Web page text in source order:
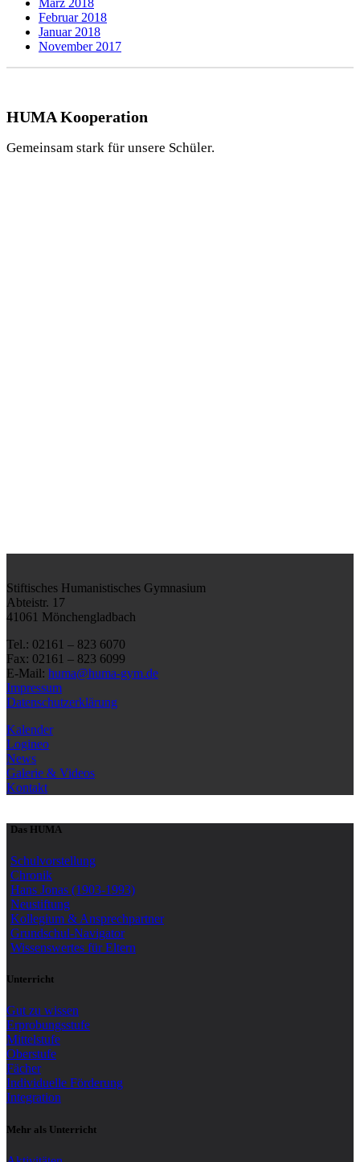
Februar 2018
Januar 2018
November 2017
HUMA Kooperation
Gemeinsam stark für unsere Schüler.
Stiftisches Humanistisches Gymnasium
Abteistr. 17
41061 Mönchengladbach
Tel.: 02161 – 823 6070
Fax: 02161 – 823 6099
E-Mail: huma@huma-gym.de
Impressum
Datenschutzerklärung
Kalender
Logineo
News
Galerie & Videos
Kontakt
Das HUMA
Schulvorstellung
Chronik
Hans Jonas (1903-1993)
Neustiftung
Kollegium & Ansprechpartner
Grundschul-Navigator
Wissenswertes für Eltern
Unterricht
Gut zu wissen
Erprobungsstufe
Mittelstufe
Oberstufe
Fächer
Individuelle Förderung
Integration
Mehr als Unterricht